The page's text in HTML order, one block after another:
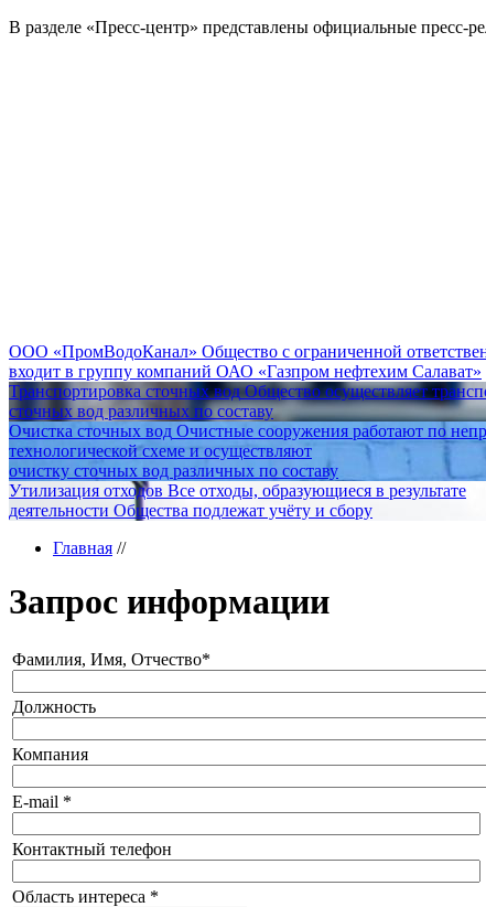
В разделе «Пресс-центр» представлены официальные пресс-
ООО «ПромВодоКанал» Общество с ограниченной
входит в группу компаний ОАО «Газпром нефтехим Салават»
Транспортировка сточных вод Общество осуществляет
сточных вод различных по составу
Очистка сточных вод Очистные сооружения работают по
технологической схеме и осуществляют
очистку сточных вод различных по составу
Утилизация отходов Все отходы, образующиеся в результате
деятельности Общества подлежат учёту и сбору
Главная //
Запрос информации
Фамилия, Имя, Отчество*
Должность
Компания
E-mail *
Контактный телефон
Область интереса *